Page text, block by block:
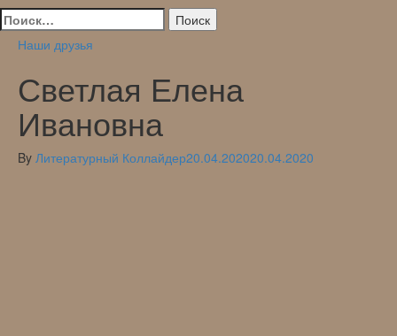
Найти:
Наши друзья
Светлая Елена
Ивановна
By Литературный Коллайдер20.04.202020.04.2020